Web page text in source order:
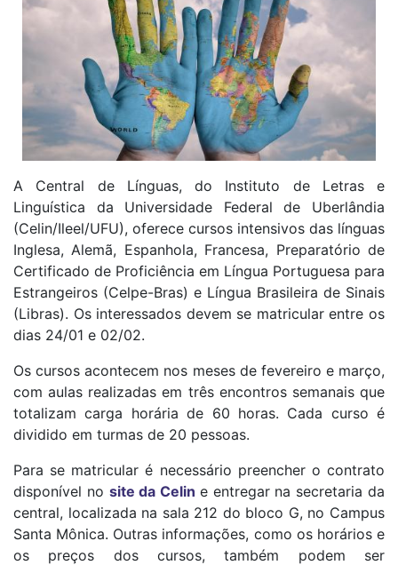
A Central de Línguas, do Instituto de Letras e
Linguística da Universidade Federal de Uberlândia
(Celin/Ileel/UFU), oferece cursos intensivos das línguas
Inglesa, Alemã, Espanhola, Francesa, Preparatório de
Certificado de Proficiência em Língua Portuguesa para
Estrangeiros (Celpe-Bras) e Língua Brasileira de Sinais
(Libras). Os interessados devem se matricular entre os
dias 24/01 e 02/02.
Os cursos acontecem nos meses de fevereiro e março,
com aulas realizadas em três encontros semanais que
totalizam carga horária de 60 horas. Cada curso é
dividido em turmas de 20 pessoas.
Para se matricular é necessário preencher o contrato
disponível no site da Celin e entregar na secretaria da
central, localizada na sala 212 do bloco G, no Campus
Santa Mônica. Outras informações, como os horários e
os preços dos cursos, também podem ser